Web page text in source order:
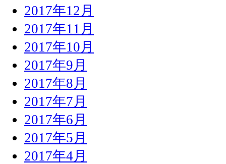
2017年12月
2017年11月
2017年10月
2017年9月
2017年8月
2017年7月
2017年6月
2017年5月
2017年4月